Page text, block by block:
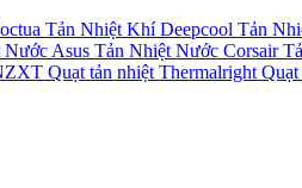
Tản Nhiệt Khí Deepcool Tản
Asus Tản Nhiệt Nước Corsair
Quạt tản nhiệt Thermalright